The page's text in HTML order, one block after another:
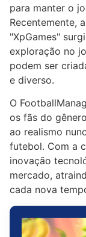
para manter o
Recentemente,
"XpGames"
exploração no
podem ser
e diverso.
O
os fãs do
ao realismo
futebol. Com a
inovação
mercado,
cada nova